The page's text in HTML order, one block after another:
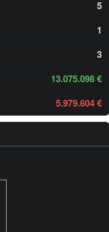
5
1
3
13.075.098 €
5.979.604 €